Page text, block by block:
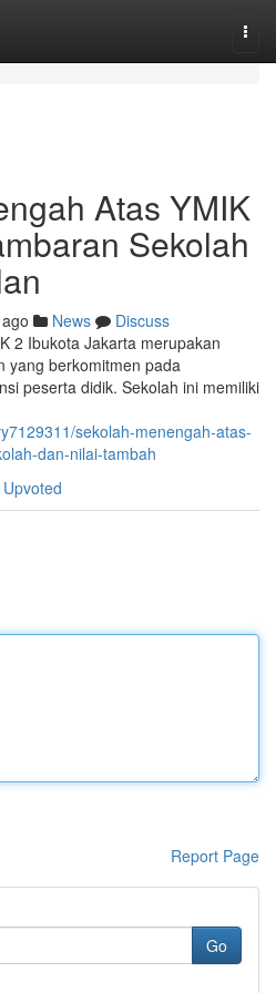
Atas YMIK
Sekolah
News
Discuss
2 Ibukota Jakarta merupakan
yang berkomitmen pada
peserta didik. Sekolah ini memiliki
sekolah-menengah-atas-
dan-nilai-tambah
Report Page
Go